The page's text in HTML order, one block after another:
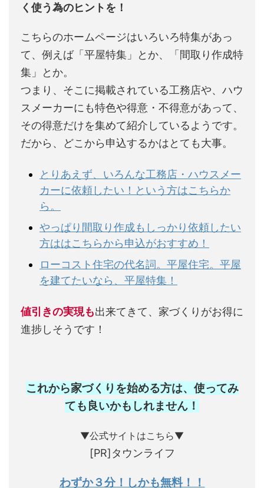
く使う為のヒントを！
こちらのホームページはいろいろ特集があっ
て、例えば「平屋特集」とか、「間取り作成特
集」とか。
つまり、そこに掲載されている工務店や、ハウ
スメーカーにも特色や得意・不得意があって、
その得意だけを集めて紹介しているようです。
だから、どこから申込するかはとても大事。
とりあえず、いろんな工務店・ハウスメー
カーに依頼したい！という方はこちらか
ら。
やっぱり間取り作成もしっかり依頼したい
方ははこちらから申込がおすすめ！
ローコスト住宅の代名詞。平屋住宅。平屋
を建てたいなら、平屋特集！
値引きの実現も出来てきて、家づくりがお得に
進捗しそうです！
これから家づくりを始める方は、使ってみ
ても良いかもしれません ！
▼公式サイトはこちら▼
[PR]タウンライフ
わずか３分！しかも無料！！